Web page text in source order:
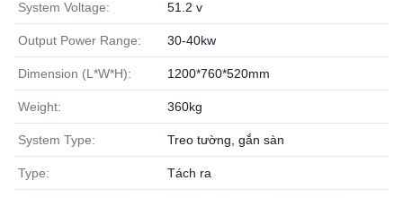
System Voltage: 51.2 v
Output Power Range: 30-40kw
Dimension (L*W*H): 1200*760*520mm
Weight: 360kg
System Type: Treo tường, gắn sàn
Type: Tách ra